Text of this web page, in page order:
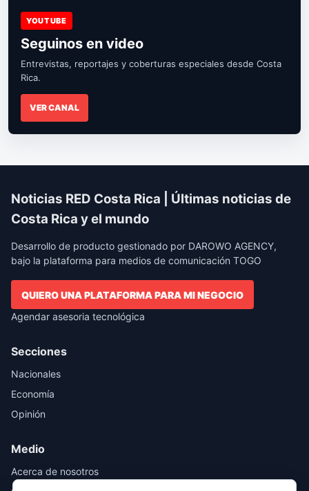
YOUTUBE
Seguinos en video
Entrevistas, reportajes y coberturas especiales desde Costa
Rica.
VER CANAL
Noticias RED Costa Rica | Últimas noticias de
Costa Rica y el mundo
Desarrollo de producto gestionado por DAROWO AGENCY,
bajo la plataforma para medios de comunicación TOGO
QUIERO UNA PLATAFORMA PARA MI NEGOCIO
Agendar asesoria tecnológica
Secciones
Nacionales
Economía
Opinión
Medio
Acerca de nosotros